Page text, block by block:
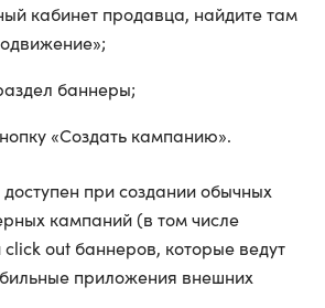
кабинет продавца, найдите там
баннеры;
«Создать кампанию».
при создании обычных
кампаний (в том числе
out баннеров, которые ведут
приложения внешних